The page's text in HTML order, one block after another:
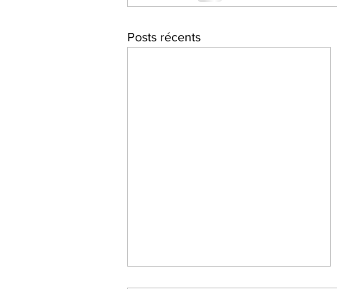
Posts récents